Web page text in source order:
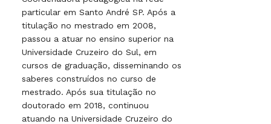
particular em Santo André SP. Após a
titulação no mestrado em 2008,
passou a atuar no ensino superior na
Universidade Cruzeiro do Sul, em
cursos de graduação, disseminando os
saberes construídos no curso de
mestrado. Após sua titulação no
doutorado em 2018, continuou
atuando na Universidade Cruzeiro do